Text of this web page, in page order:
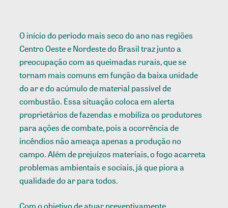
O início do período mais seco do ano nas regiões
Centro Oeste e Nordeste do Brasil traz junto a
preocupação com as queimadas rurais, que se
tornam mais comuns em função da baixa unidade
do ar e do acúmulo de material passível de
combustão. Essa situação coloca em alerta
proprietários de fazendas e mobiliza os produtores
para ações de combate, pois a ocorrência de
incêndios não ameaça apenas a produção no
campo. Além de prejuízos materiais, o fogo acarreta
problemas ambientais e sociais, já que piora a
qualidade do ar para todos.